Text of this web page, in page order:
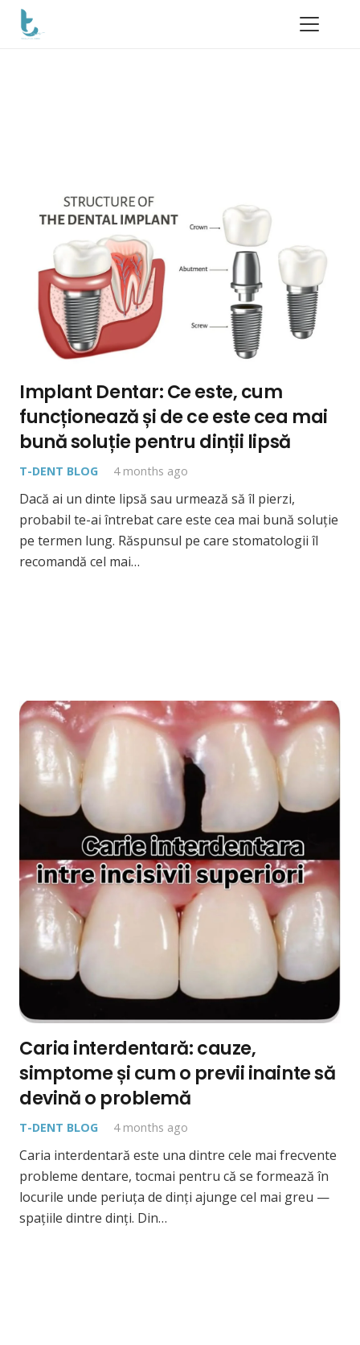
Implant Dentar: Ce este, cum
funcționează și de ce este cea mai
bună soluție pentru dinții lipsă
T-DENT BLOG 4 months ago
Dacă ai un dinte lipsă sau urmează să îl pierzi,
probabil te-ai întrebat care este cea mai bună soluție
pe termen lung. Răspunsul pe care stomatologii îl
recomandă cel mai…
Caria interdentară: cauze,
simptome și cum o previi inainte să
devină o problemă
T-DENT BLOG 4 months ago
Caria interdentară este una dintre cele mai frecvente
probleme dentare, tocmai pentru că se formează în
locurile unde periuța de dinți ajunge cel mai greu —
spațiile dintre dinți. Din…